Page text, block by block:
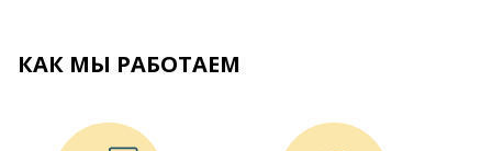
КАК МЫ РАБОТАЕМ